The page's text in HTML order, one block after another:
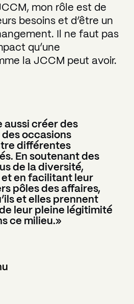
mon rôle est de
besoins et d’être un
Il ne faut pas
qu’une
la JCCM peut avoir.
aussi créer des
occasions
différentes
En soutenant des
de la diversité,
et en facilitant leur
pôles des affaires,
et elles prennent
leur pleine légitimité
ce milieu.»